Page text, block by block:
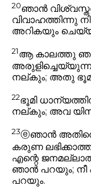
20ഞാൻ
വിവാഹത്തിന്നു
അറികയും
21ആ കാലത്തു
നല്കും; അതു
22ഭൂമി
നല്കും; അവ
23ⓔഞാൻ
കരുണ
എന്റെ
ഞാൻ പറയും;
പറയും.